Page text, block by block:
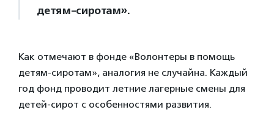
детям-сиротам».
Как отмечают в фонде «Волонтеры в помощь
детям-сиротам», аналогия не случайна. Каждый
год фонд проводит летние лагерные смены для
детей-сирот с особенностями развития.